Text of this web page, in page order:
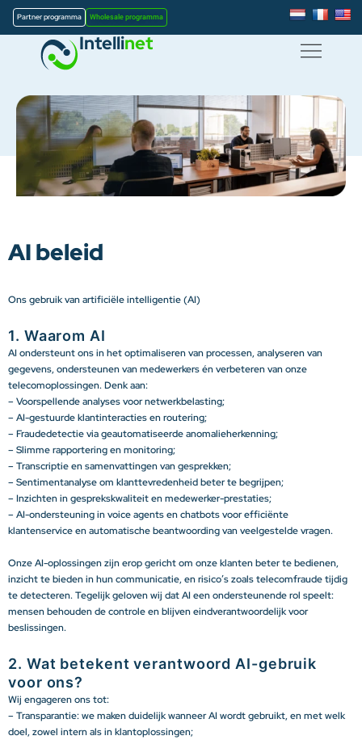
Partner programma Wholesale programma
Intellinet
AI beleid
Ons gebruik van artificiële intelligentie (AI)
1. Waarom AI
AI ondersteunt ons in het optimaliseren van processen, analyseren van
gegevens, ondersteunen van medewerkers én verbeteren van onze
telecomoplossingen. Denk aan:
– Voorspellende analyses voor netwerkbelasting;
– AI-gestuurde klantinteracties en routering;
– Fraudedetectie via geautomatiseerde anomalieherkenning;
– Slimme rapportering en monitoring;
– Transcriptie en samenvattingen van gesprekken;
– Sentimentanalyse om klanttevredenheid beter te begrijpen;
– Inzichten in gesprekskwaliteit en medewerker-prestaties;
– AI-ondersteuning in voice agents en chatbots voor efficiënte
klantenservice en automatische beantwoording van veelgestelde vragen.
Onze AI-oplossingen zijn erop gericht om onze klanten beter te bedienen,
inzicht te bieden in hun communicatie, en risico’s zoals telecomfraude tijdig
te detecteren. Tegelijk geloven wij dat AI een ondersteunende rol speelt:
mensen behouden de controle en blijven eindverantwoordelijk voor
beslissingen.
2. Wat betekent verantwoord AI-gebruik
voor ons?
Wij engageren ons tot:
– Transparantie: we maken duidelijk wanneer AI wordt gebruikt, en met welk
doel, zowel intern als in klantoplossingen;